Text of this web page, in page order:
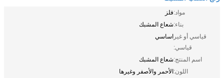
مواد:فلز
بناء:شعاع المشبك
قياسي أو غير
قياسي:
اساسي
اسم المنتج:شعاع المشبك
اللون:الأحمر والأصفر وغيرها